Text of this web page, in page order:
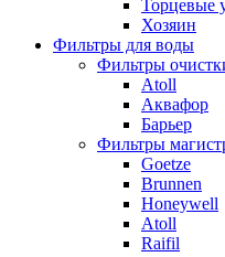
Торцевые
Хозяин
Фильтры для воды
Фильтры
Atoll
Аквафор
Барьер
Фильтры
Goetze
Brunnen
Honeywell
Atoll
Raifil